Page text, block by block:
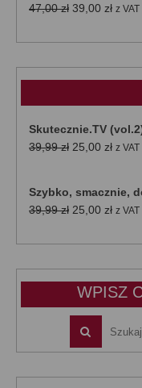
47,00zł Pierwotna
wynosiła:
39,00 zł z VAT
Skutecznie.TV
39,99zł Pierwotna
39,99 zł.
25,00 zł
25,00
z VAT
Szybko, smacznie,
39,99zł Pierwotna
wynosiła:
25,00 zł z VAT
WPISZ